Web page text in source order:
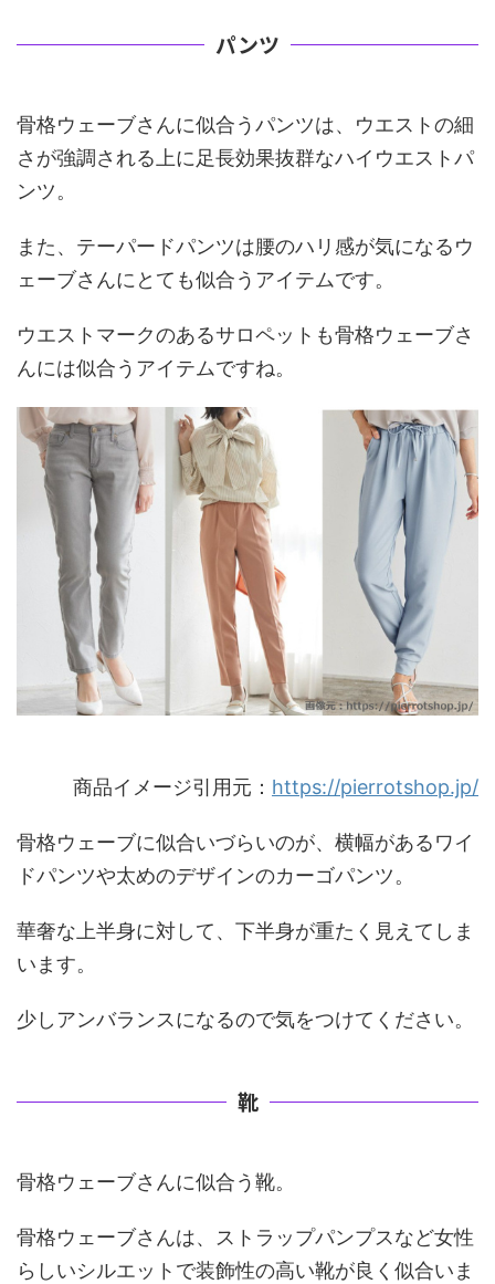
パンツ
骨格ウェーブさんに似合うパンツは、ウエストの細
さが強調される上に足長効果抜群なハイウエストパ
ンツ。
また、テーパードパンツは腰のハリ感が気になるウ
ェーブさんにとても似合うアイテムです。
ウエストマークのあるサロペットも骨格ウェーブさ
んには似合うアイテムですね。
商品イメージ引用元： https://pierrotshop.jp/
骨格ウェーブに似合いづらいのが、横幅があるワイ
ドパンツや太めのデザインのカーゴパンツ。
華奢な上半身に対して、下半身が重たく見えてしま
います。
少しアンバランスになるので気をつけてください。
靴
骨格ウェーブさんに似合う靴。
骨格ウェーブさんは、ストラップパンプスなど女性
らしいシルエットで装飾性の高い靴が良く似合いま